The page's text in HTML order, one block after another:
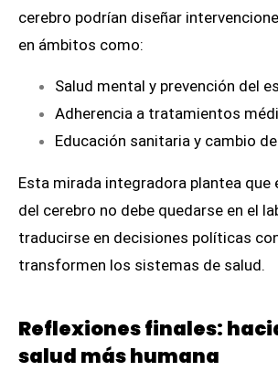
cerebro podrían diseñar
en ámbitos como:
Salud mental y prevención del
Adherencia a tratamientos
Educación sanitaria y cambio
Esta mirada integradora plantea que
del cerebro no debe quedarse en el
traducirse en decisiones políticas
transformen los sistemas de salud.
Reflexiones finales:
salud más humana